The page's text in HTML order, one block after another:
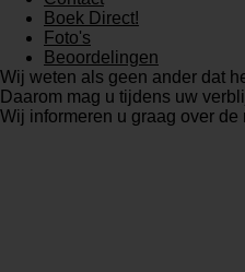
Boek Direct!
Foto's
Beoordelingen
Wij weten als geen ander dat
Daarom mag u tijdens uw
Wij informeren u graag over